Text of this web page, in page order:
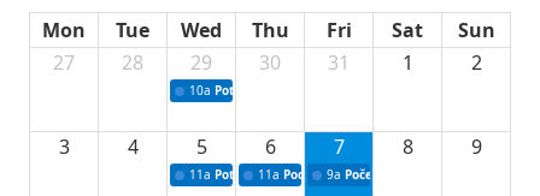
Mon Tue Wed Thu Fri Sat
Sun
27
28 29
10a Potpisivanje ugovora sa neprofitnim
30 31 1 2
3 4 5
11a Potpisivanje ugovora o stipendijama za
6
11a Podrška razvoju vodne infrastrukture u
7
9a Početak izgradnje nove
8 9